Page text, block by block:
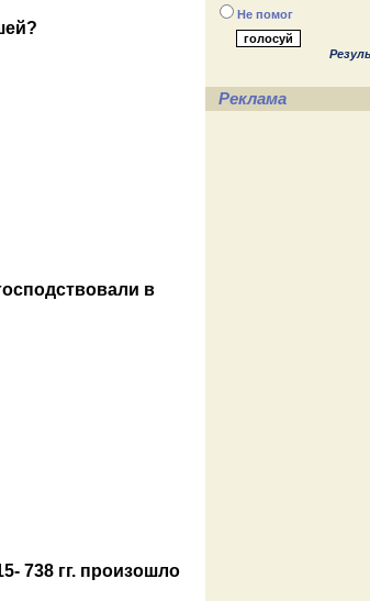
в
738 гг. произошло
Не помог
Реклама